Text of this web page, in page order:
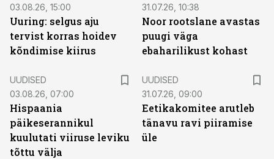
03.08.26, 15:00
Uuring: selgus aju
tervist korras hoidev
kõndimise kiirus
31.07.26, 10:38
Noor rootslane avastas
puugi väga
ebaharilikust kohast
UUDISED
03.08.26, 07:00
Hispaania
päikeserannikul
kuulutati viiruse leviku
tõttu välja
UUDISED
31.07.26, 09:00
Eetikakomitee arutleb
tänavu ravi piiramise
üle